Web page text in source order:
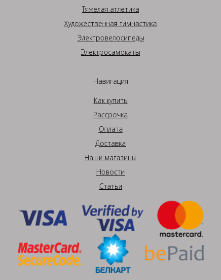
Тяжелая атлетика
Художественная гимнастика
Электровелосипеды
Электросамокаты
Навигация
Как купить
Рассрочка
Оплата
Доставка
Наши магазины
Новости
Статьи